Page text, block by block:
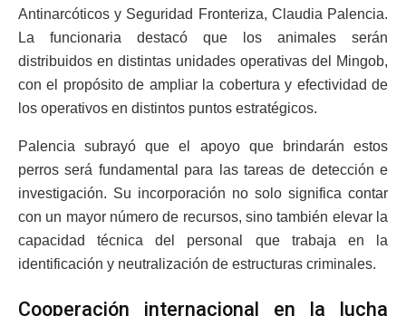
Antinarcóticos y Seguridad Fronteriza, Claudia Palencia.
La funcionaria destacó que los animales serán
distribuidos en distintas unidades operativas del Mingob,
con el propósito de ampliar la cobertura y efectividad de
los operativos en distintos puntos estratégicos.
Palencia subrayó que el apoyo que brindarán estos
perros será fundamental para las tareas de detección e
investigación. Su incorporación no solo significa contar
con un mayor número de recursos, sino también elevar la
capacidad técnica del personal que trabaja en la
identificación y neutralización de estructuras criminales.
Cooperación internacional en la lucha